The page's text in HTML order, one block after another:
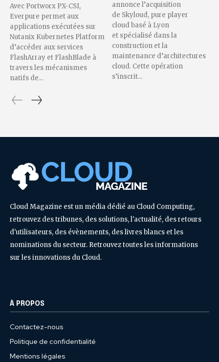
Avec Portworx PX-CSI,
Everpure permet aux
applications exécutées sur
Nutanix Kubernetes Platform
d’accéder aux services
FlashArray et FlashBlade à
travers les mécanismes
natifs de...
annonce l’acquisition
de Skyloud, pure player
cloud basé à Lyon
et spécialisé dans la
construction et la
maintenance d’architectures
cloud. Cette opération
s’inscrit...
Cloud Magazine est un média dédié au Cloud Computing,
retrouvez des tribunes, des solutions, l'actualité, des retours
d'utilisateurs, des évènements, des livres blancs et les
nominations du secteur. Retrouvez toutes les informations
sur les innovations du Cloud.
À PROPOS
Contactez-nous
Politique de confidentialité
Mentions légales